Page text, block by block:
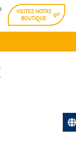
VISITEZ NOTRE
BOUTIQUE